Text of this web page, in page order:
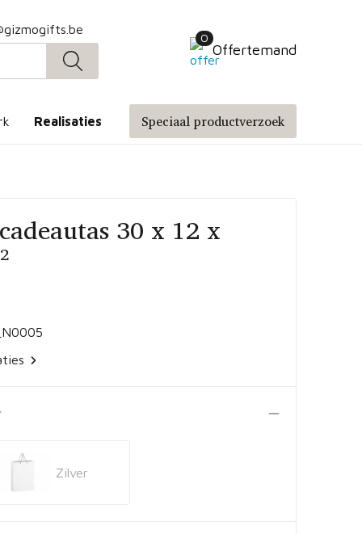
0
Offertemand
Realisaties Speciaal productverzoek
30 x 12 x
Zilver